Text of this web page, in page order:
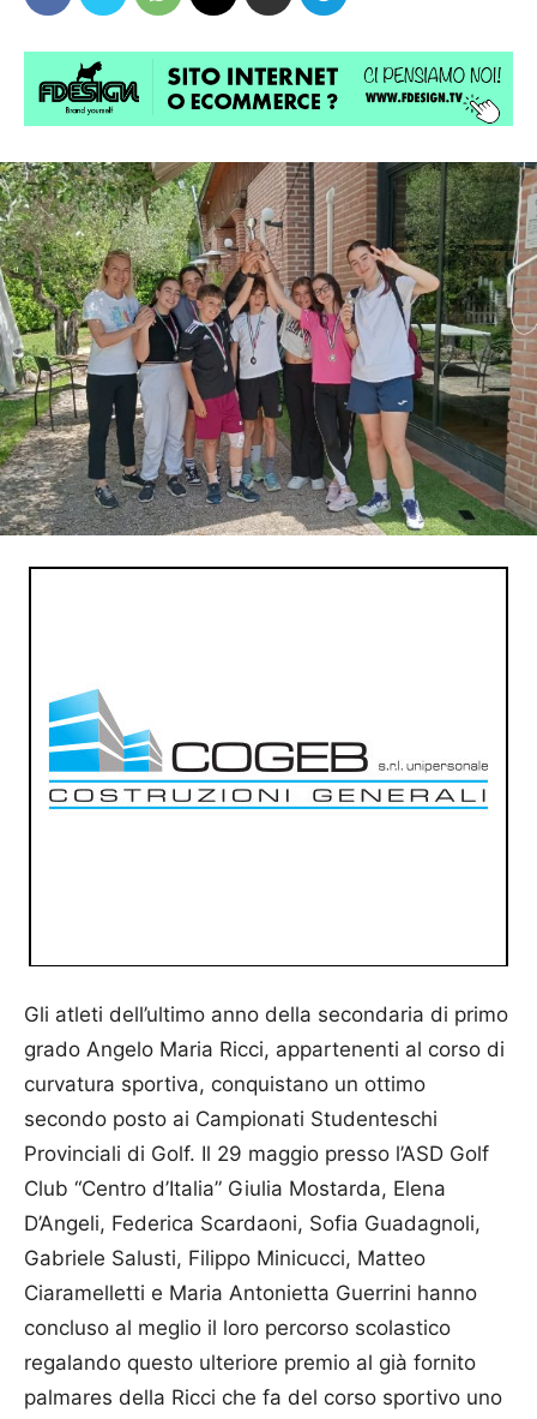
Gli atleti dell’ultimo anno della secondaria di primo
grado Angelo Maria Ricci, appartenenti al corso di
curvatura sportiva, conquistano un ottimo
secondo posto ai Campionati Studenteschi
Provinciali di Golf. Il 29 maggio presso l’ASD Golf
Club “Centro d’Italia” Giulia Mostarda, Elena
D’Angeli, Federica Scardaoni, Sofia Guadagnoli,
Gabriele Salusti, Filippo Minicucci, Matteo
Ciaramelletti e Maria Antonietta Guerrini hanno
concluso al meglio il loro percorso scolastico
regalando questo ulteriore premio al già fornito
palmares della Ricci che fa del corso sportivo uno